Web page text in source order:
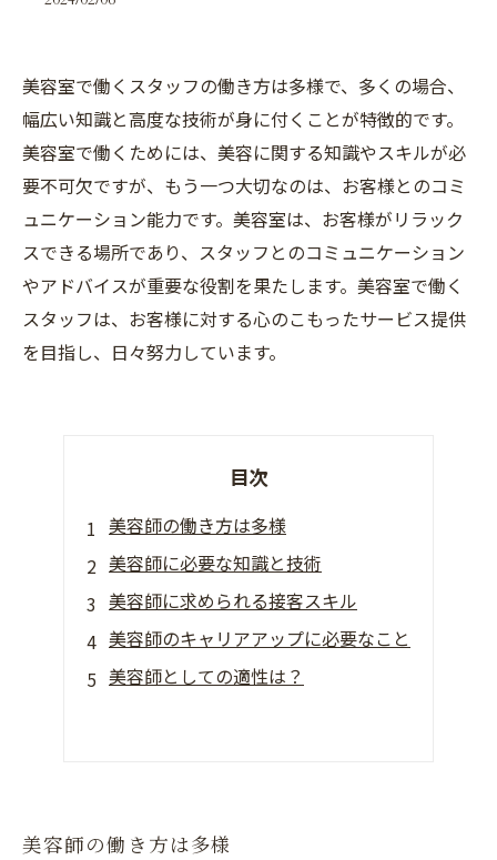
美容室で働くスタッフの働き方は多様で、多くの場合、
幅広い知識と高度な技術が身に付くことが特徴的です。
美容室で働くためには、美容に関する知識やスキルが必
要不可欠ですが、もう一つ大切なのは、お客様とのコミ
ュニケーション能力です。美容室は、お客様がリラック
スできる場所であり、スタッフとのコミュニケーション
やアドバイスが重要な役割を果たします。美容室で働く
スタッフは、お客様に対する心のこもったサービス提供
を目指し、日々努力しています。
目次
美容師の働き方は多様
美容師に必要な知識と技術
美容師に求められる接客スキル
美容師のキャリアアップに必要なこと
美容師としての適性は？
美容師の働き方は多様